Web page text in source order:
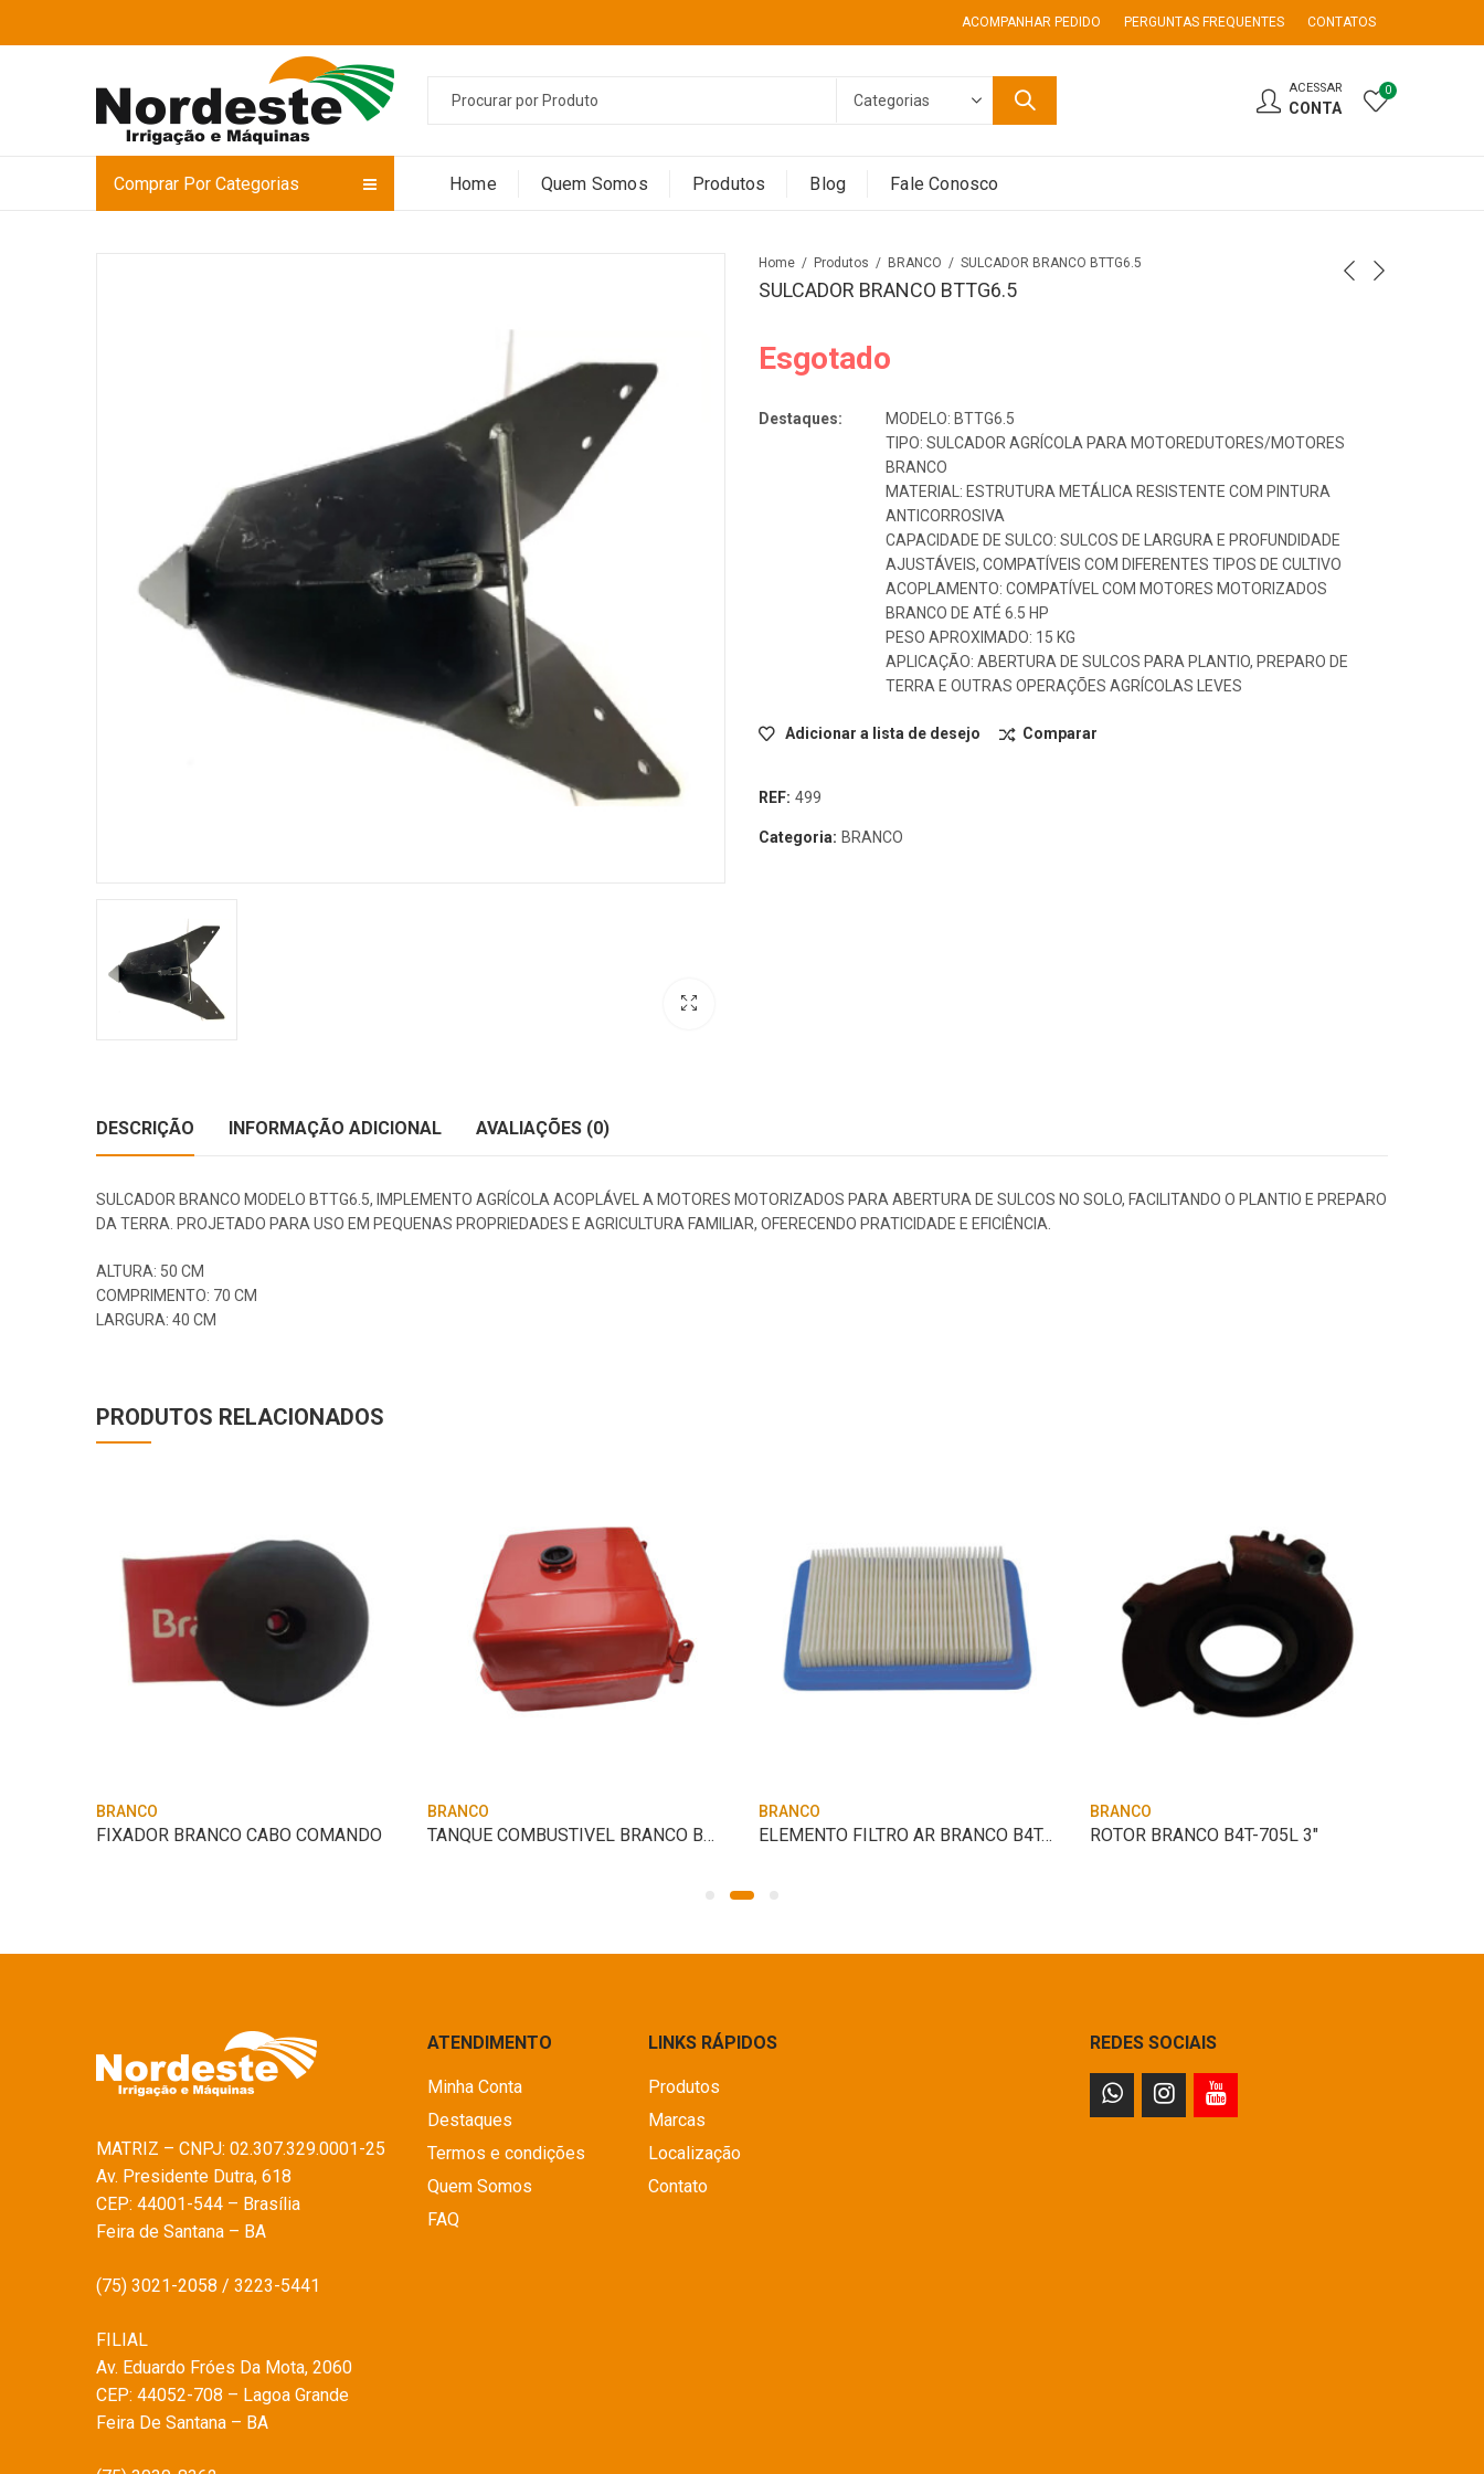
ACOMPANHAR PEDIDO PERGUNTAS FREQUENTES CONTATOS
ACESSAR
CONTA
0
Comprar Por Categorias Home Quem Somos Produtos Blog Fale Conosco
Home Produtos BRANCO SULCADOR BRANCO BTTG6.5
SULCADOR BRANCO BTTG6.5
Esgotado
Destaques:
MODELO: BTTG6.5
TIPO: SULCADOR AGRÍCOLA PARA MOTOREDUTORES/MOTORES
BRANCO
MATERIAL: ESTRUTURA METÁLICA RESISTENTE COM PINTURA
ANTICORROSIVA
CAPACIDADE DE SULCO: SULCOS DE LARGURA E PROFUNDIDADE
AJUSTÁVEIS, COMPATÍVEIS COM DIFERENTES TIPOS DE CULTIVO
ACOPLAMENTO: COMPATÍVEL COM MOTORES MOTORIZADOS
BRANCO DE ATÉ 6.5 HP
PESO APROXIMADO: 15 KG
APLICAÇÃO: ABERTURA DE SULCOS PARA PLANTIO, PREPARO DE
TERRA E OUTRAS OPERAÇÕES AGRÍCOLAS LEVES
Adicionar a lista de desejo Comparar
REF: 499
Categoria: BRANCO
DESCRIÇÃO INFORMAÇÃO ADICIONAL AVALIAÇÕES (0)
SULCADOR BRANCO MODELO BTTG6.5, IMPLEMENTO AGRÍCOLA ACOPLÁVEL A MOTORES MOTORIZADOS PARA ABERTURA DE SULCOS NO SOLO, FACILITANDO O PLANTIO E PREPARO
DA TERRA. PROJETADO PARA USO EM PEQUENAS PROPRIEDADES E AGRICULTURA FAMILIAR, OFERECENDO PRATICIDADE E EFICIÊNCIA.
ALTURA: 50 CM
COMPRIMENTO: 70 CM
LARGURA: 40 CM
PRODUTOS RELACIONADOS
BRANCO
FIXADOR BRANCO CABO COMANDO
BRANCO
TANQUE COMBUSTIVEL BRANCO BD-7,0CV
BRANCO
ELEMENTO FILTRO AR BRANCO B4T-3.0/4.0/6.
BRANCO
ROTOR BRANCO B4T-705L 3″
MATRIZ – CNPJ: 02.307.329.0001-25
Av. Presidente Dutra, 618
CEP: 44001-544 – Brasília
Feira de Santana – BA
(75) 3021-2058 / 3223-5441
FILIAL
Av. Eduardo Fróes Da Mota, 2060
CEP: 44052-708 – Lagoa Grande
Feira De Santana – BA
ATENDIMENTO
Minha Conta
Destaques
Termos e condições
Quem Somos
FAQ
LINKS RÁPIDOS
Produtos
Marcas
Localização
Contato
REDES SOCIAIS